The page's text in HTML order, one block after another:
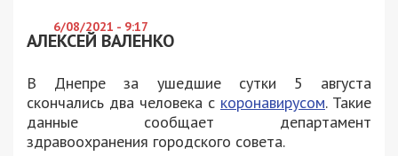
6/08/2021 - 9:17
АЛЕКСЕЙ ВАЛЕНКО
В Днепре за ушедшие сутки 5 августа
скончались два человека с коронавирусом. Такие
данные сообщает департамент
здравоохранения городского совета.